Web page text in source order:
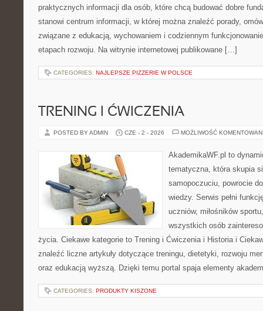
praktycznych informacji dla osób, które chcą budować dobre
stanowi centrum informacji, w której można znaleźć porady,
związane z edukacją, wychowaniem i codziennym
etapach rozwoju. Na witrynie internetowej publikowane […]
CATEGORIES: NAJLEPSZE PIZZERIE W POLSCE
TRENING I ĆWICZENIA
POSTED BY ADMIN CZE - 2 - 2026 MOŻLIWOŚĆ
AkademikaWF.pl to
tematyczna, która skupia
samopoczuciu, powrocie
wiedzy. Serwis pełni
uczniów, miłośników
wszystkich osób
życia. Ciekawe kategorie to Trening i Ćwiczenia i Historia i
znaleźć liczne artykuły dotyczące treningu, dietetyki, rozwoju
oraz edukacją wyższą. Dzięki temu portal spaja elementy
CATEGORIES: PRODUKTY KISZONE